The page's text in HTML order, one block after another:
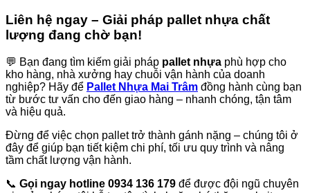
Liên hệ ngay – Giải pháp pallet nhựa chất
lượng đang chờ bạn!
💬 Bạn đang tìm kiếm giải pháp pallet nhựa phù hợp cho
kho hàng, nhà xưởng hay chuỗi vận hành của doanh
nghiệp? Hãy để Pallet Nhựa Mai Trâm đồng hành cùng bạn
từ bước tư vấn cho đến giao hàng – nhanh chóng, tận tâm
và hiệu quả.
Đừng để việc chọn pallet trở thành gánh nặng – chúng tôi ở
đây để giúp bạn tiết kiệm chi phí, tối ưu quy trình và nâng
tầm chất lượng vận hành.
📞 Gọi ngay hotline 0934 136 179 để được đội ngũ chuyên